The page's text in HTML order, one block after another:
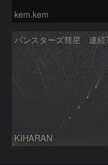
kem.kem
KIHARAN